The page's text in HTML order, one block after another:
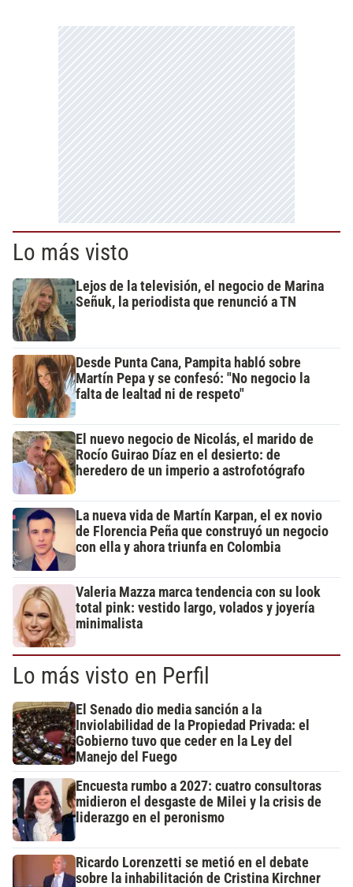
Lo más visto
Lejos de la televisión, el negocio de Marina
Señuk, la periodista que renunció a TN
Desde Punta Cana, Pampita habló sobre
Martín Pepa y se confesó: "No negocio la
falta de lealtad ni de respeto"
El nuevo negocio de Nicolás, el marido de
Rocío Guirao Díaz en el desierto: de
heredero de un imperio a astrofotógrafo
La nueva vida de Martín Karpan, el ex novio
de Florencia Peña que construyó un negocio
con ella y ahora triunfa en Colombia
Valeria Mazza marca tendencia con su look
total pink: vestido largo, volados y joyería
minimalista
Lo más visto en Perfil
El Senado dio media sanción a la
Inviolabilidad de la Propiedad Privada: el
Gobierno tuvo que ceder en la Ley del
Manejo del Fuego
Encuesta rumbo a 2027: cuatro consultoras
midieron el desgaste de Milei y la crisis de
liderazgo en el peronismo
Ricardo Lorenzetti se metió en el debate
sobre la inhabilitación de Cristina Kirchner